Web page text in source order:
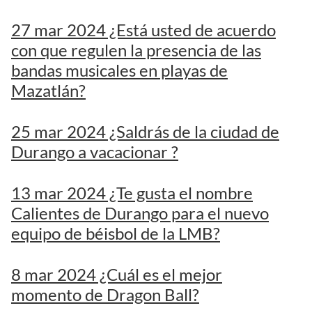
27 mar 2024 ¿Está usted de acuerdo
con que regulen la presencia de las
bandas musicales en playas de
Mazatlán?
25 mar 2024 ¿Saldrás de la ciudad de
Durango a vacacionar ?
13 mar 2024 ¿Te gusta el nombre
Calientes de Durango para el nuevo
equipo de béisbol de la LMB?
8 mar 2024 ¿Cuál es el mejor
momento de Dragon Ball?